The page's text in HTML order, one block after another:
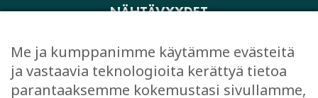
NÄHTÄVYYDET
OSTOKSET
JUHLI JA KOKOUSTA
Me ja kumppanimme käytämme evästeitä
ja vastaavia teknologioita kerättyä tietoa
parantaaksemme kokemustasi sivullamme,